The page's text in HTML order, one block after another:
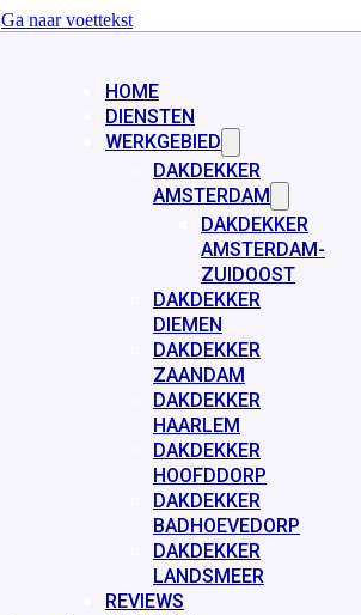
Ga naar voettekst
HOME
DIENSTEN
WERKGEBIED
DAKDEKKER
AMSTERDAM
DAKDEKKER
AMSTERDAM-
ZUIDOOST
DAKDEKKER
DIEMEN
DAKDEKKER
ZAANDAM
DAKDEKKER
HAARLEM
DAKDEKKER
HOOFDDORP
DAKDEKKER
BADHOEVEDORP
DAKDEKKER
LANDSMEER
REVIEWS